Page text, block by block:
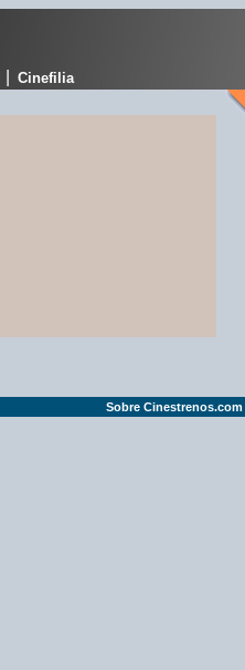
Cinefilia
Sobre Cinestrenos.com